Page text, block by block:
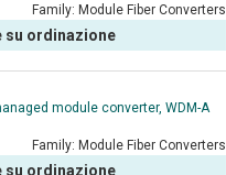
Family: Module Fiber Converters
su ordinazione
module converter, WDM-A
Family: Module Fiber Converters
su ordinazione